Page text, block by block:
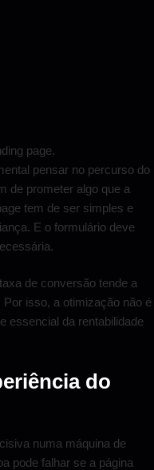
page.
pensar no percurso do
de prometer algo que a
tem de ser simples e
E o formulário deve
de conversão tende a
isso, a otimização não é
essencial da rentabilidade
do
numa máquina de
pode falhar se a página